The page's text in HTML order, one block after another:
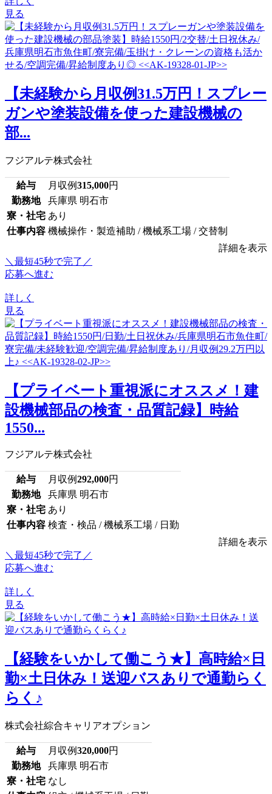
見る
【未経験から月収例31.5万円！スプレー
ガンや塗装設備を使った建設機械の
部...
フジアルテ株式会社
給与 月収例315,000円
勤務地
兵庫県 明石市
寮・社宅 あり
仕事内容 機械操作・製造補助 / 機械系工場 / 交替制
詳細を表示
＼最短45秒で完了／
応募へ進む
詳しく
見る
【プライベート重視派にオススメ！建
設機械部品の検査・品質記録】時給
1550...
フジアルテ株式会社
給与 月収例292,000円
勤務地
兵庫県 明石市
寮・社宅 あり
仕事内容 検査・検品 / 機械系工場 / 日勤
詳細を表示
＼最短45秒で完了／
応募へ進む
詳しく
見る
【経験をいかして働こう★】高時給×日
勤×土日休み！送迎バスありで通勤らく
らく♪
株式会社綜合キャリアオプション
給与 月収例320,000円
勤務地
兵庫県 明石市
寮・社宅 なし